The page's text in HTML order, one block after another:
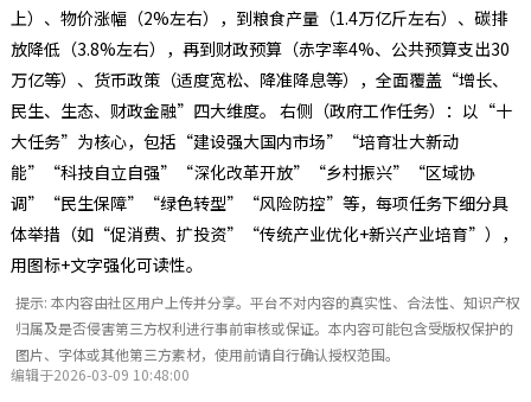
上）、物价涨幅（2%左右），到粮食产量（1.4万亿斤左右）、碳排
放降低（3.8%左右），再到财政预算（赤字率4%、公共预算支出30
万亿等）、货币政策（适度宽松、降准降息等），全面覆盖“增长、
民生、生态、财政金融”四大维度。 右侧（政府工作任务）：以“十
大任务”为核心，包括“建设强大国内市场”“培育壮大新动
能”“科技自立自强”“深化改革开放”“乡村振兴”“区域协
调”“民生保障”“绿色转型”“风险防控”等，每项任务下细分具
体举措（如“促消费、扩投资”“传统产业优化+新兴产业培育”），
用图标+文字强化可读性。
提示: 本内容由社区用户上传并分享。平台不对内容的真实性、合法性、知识产权
归属及是否侵害第三方权利进行事前审核或保证。本内容可能包含受版权保护的
图片、字体或其他第三方素材，使用前请自行确认授权范围。
编辑于2026-03-09 10:48:00